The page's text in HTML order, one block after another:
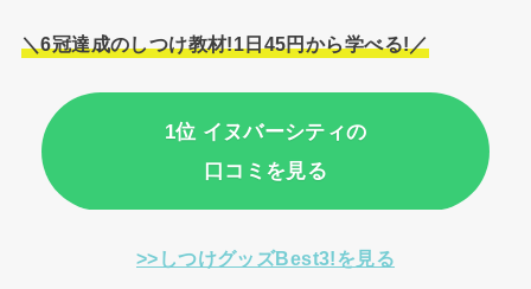
＼6冠達成のしつけ教材!1日45円から学べる!／
1位 イヌバーシティの
口コミを見る
>>しつけグッズBest3!を見る